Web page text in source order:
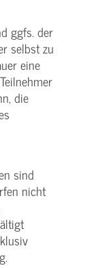
ggfs. der
selbst zu
eine
die
sind
nicht